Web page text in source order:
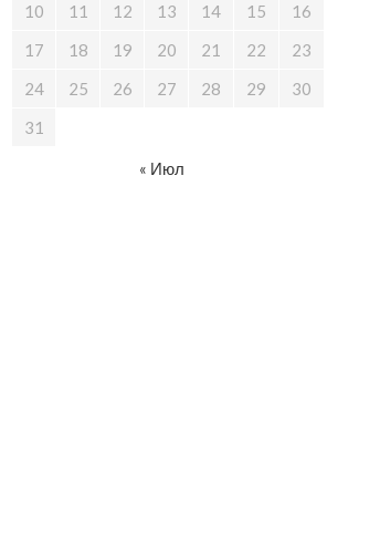
10
11 12 13 14 15
16
17
18 19 20 21 22
23
24
25 26 27 28 29
30
31
« Июл